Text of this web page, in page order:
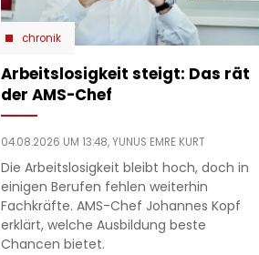
chronik
Arbeitslosigkeit steigt: Das rät
der AMS-Chef
04.08.2026 UM 13:48,YUNUS EMRE KURT
Die Arbeitslosigkeit bleibt hoch, doch in
einigen Berufen fehlen weiterhin
Fachkräfte. AMS-Chef Johannes Kopf
erklärt, welche Ausbildung beste
Chancen bietet.